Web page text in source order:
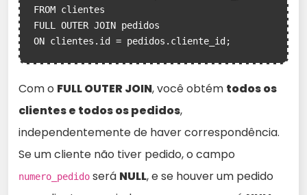
FROM clientes
FULL OUTER JOIN pedidos
ON clientes.id = pedidos.cliente_id;
Com o FULL OUTER JOIN, você obtém todos os
clientes e todos os pedidos,
independentemente de haver correspondência.
Se um cliente não tiver pedido, o campo
numero_pedido será NULL, e se houver um pedido